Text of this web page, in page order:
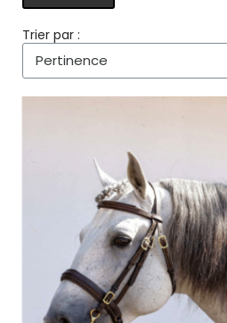
Trier par :